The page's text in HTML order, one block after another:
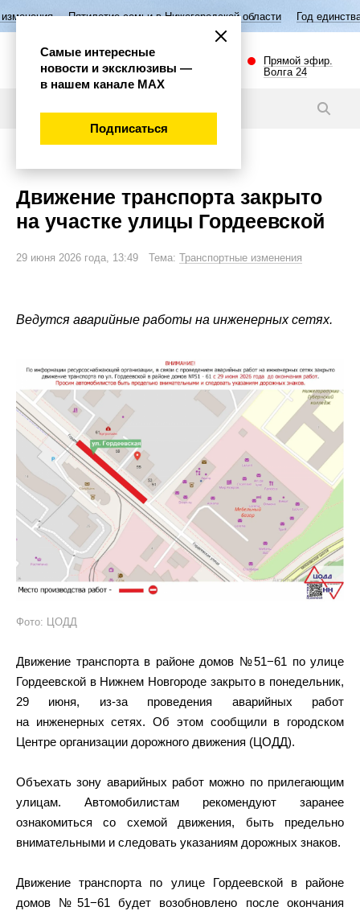
семьи в Нижегородской области Год единства народов России
Прямой эфир.
Волга 24
Движение транспорта закрыто
на участке улицы Гордеевской
29 июня 2026 года, 13:49 Тема: Транспортные изменения
Ведутся аварийные работы на инженерных сетях.
Фото: ЦОДД
Движение транспорта в районе домов №51−61 по улице
Гордеевской в Нижнем Новгороде закрыто в понедельник,
29 июня, из-за проведения аварийных работ
на инженерных сетях. Об этом сообщили в городском
Центре организации дорожного движения (ЦОДД).
Объехать зону аварийных работ можно по прилегающим
улицам. Автомобилистам рекомендуют заранее
ознакомиться со схемой движения, быть предельно
внимательными и следовать указаниям дорожных знаков.
Движение транспорта по улице Гордеевской в районе
домов №51−61 будет возобновлено после окончания
Самые интересные
новости и эксклюзивы —
в нашем канале МАХ
Подписаться